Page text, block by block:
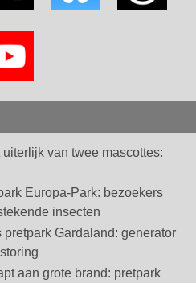
van twee mascottes:
Europa-Park: bezoekers
insecten
Gardaland: generator
aan grote brand: pretpark